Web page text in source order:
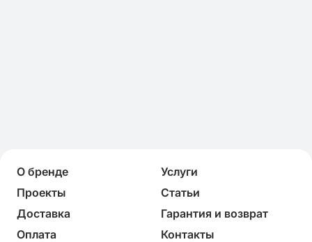
О бренде
Услуги
Проекты
Статьи
Доставка
Гарантия и возврат
Оплата
Контакты